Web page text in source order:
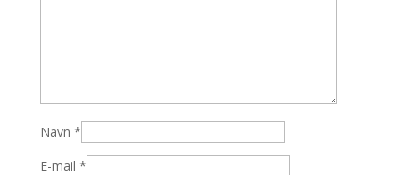
Navn *
E-mail *